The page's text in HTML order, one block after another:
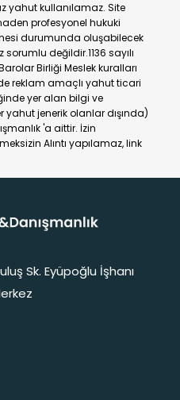
yahut kullanılamaz. Site
profesyonel hukuki
durumunda oluşabilecek
değildir.1136 sayılı
Birliği Meslek kuralları
reklam amaçlı yahut ticari
yer alan bilgi ve
jenerik olanlar dışında)
'a aittir. İzin
Alıntı yapılamaz, link
Sk. Eyüpoğlu İşhanı